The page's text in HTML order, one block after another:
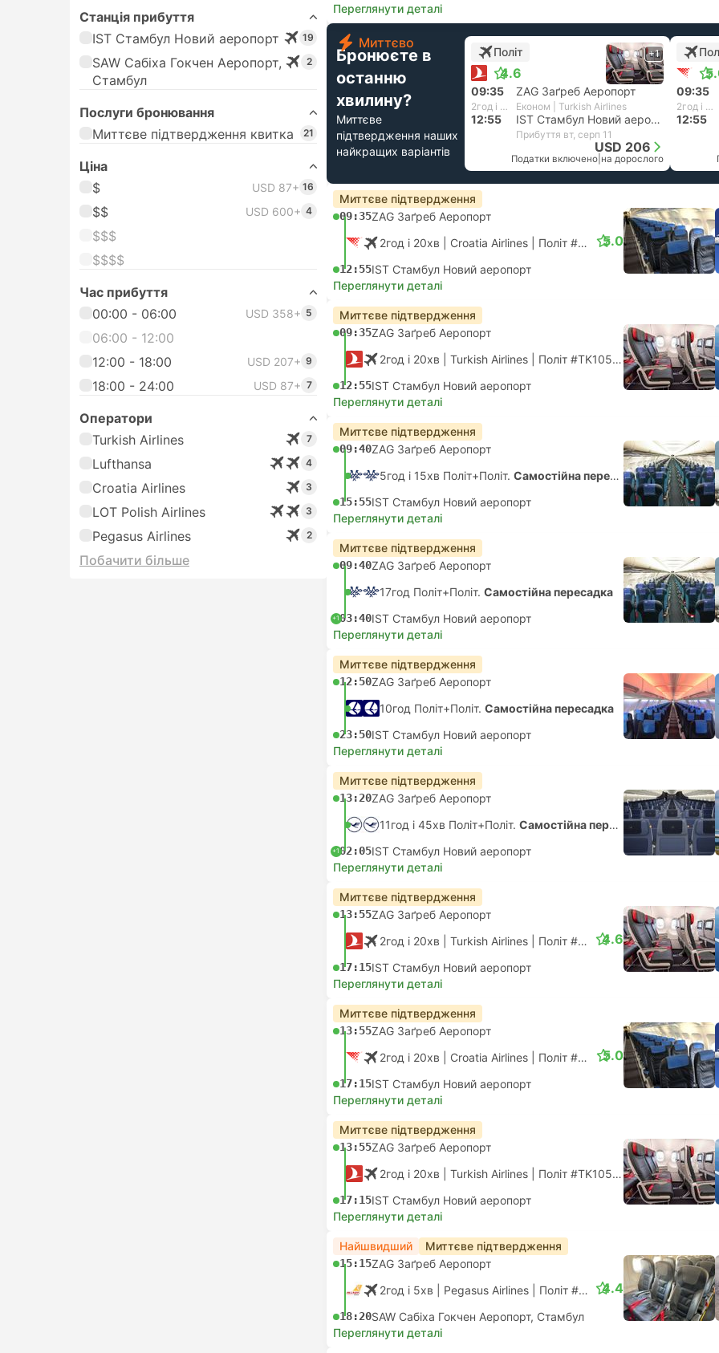
Станція прибуття
IST Стамбул Новий аеропорт
19
SAW Сабіха Гокчен Аеропорт,
Стамбул
2
Послуги бронювання
Миттєве підтвердження квитка
21
Цiна
$
USD 87+ 16
$$ USD 600+ 4
$$$
$$$$
Час прибуття
00:00 - 06:00
USD 358+ 5
06:00 - 12:00
12:00 - 18:00
USD 207+ 9
18:00 - 24:00 USD 87+ 7
Оператори
Turkish Airlines
7
Lufthansa 4
Croatia Airlines 3
LOT Polish Airlines 3
Pegasus Airlines 2
Побачити більше
Переглянути деталі
Миттєво
Бронюєте в
останню
хвилину?
Миттєве
підтвердження наших
найкращих варіантів
Політ
4.6
+1
09:35 ZAG Заґреб Аеропорт
2год і 20хв Економ | Turkish Airlines
12:55 IST Стамбул Новий аеропорт
Прибуття вт, серп 11
USD 206
Податки включено на дорослого
09:35
2год і 20хв
12:55
Миттєве підтвердження
09:35ZAG Заґреб Аеропорт
2год і 20хв | Croatia Airlines Політ #OU5350 |Економ
12:55IST Стамбул Новий аеропорт
5.0
Переглянути деталі
Миттєве підтвердження
09:35ZAG Заґреб Аеропорт
2год і 20хв | Turkish Airlines Політ #TK1054 |Економ
12:55IST Стамбул Новий аеропорт
Переглянути деталі
Миттєве підтвердження
09:40ZAG Заґреб Аеропорт
5год і 15хв Політ+Політ. Самостійна пересадка
15:55IST Стамбул Новий аеропорт
Переглянути деталі
Миттєве підтвердження
09:40ZAG Заґреб Аеропорт
17год Політ+Політ. Самостійна пересадка
+103:40IST Стамбул Новий аеропорт
Переглянути деталі
Миттєве підтвердження
12:50ZAG Заґреб Аеропорт
10год Політ+Політ. Самостійна пересадка
23:50IST Стамбул Новий аеропорт
Переглянути деталі
Миттєве підтвердження
13:20ZAG Заґреб Аеропорт
11год і 45хв Політ+Політ. Самостійна пересадка
+102:05IST Стамбул Новий аеропорт
Переглянути деталі
Миттєве підтвердження
13:55ZAG Заґреб Аеропорт
2год і 20хв | Turkish Airlines Політ #TK1058 |Економ
17:15IST Стамбул Новий аеропорт
4.6
Переглянути деталі
Миттєве підтвердження
13:55ZAG Заґреб Аеропорт
2год і 20хв | Croatia Airlines Політ #OU5358 |Економ
17:15IST Стамбул Новий аеропорт
5.0
Переглянути деталі
Миттєве підтвердження
13:55ZAG Заґреб Аеропорт
2год і 20хв | Turkish Airlines Політ #TK1058 |Економ
17:15IST Стамбул Новий аеропорт
Переглянути деталі
Найшвидший Миттєве підтвердження
15:15ZAG Заґреб Аеропорт
2год і 5хв | Pegasus Airlines Політ #PC376 |Економ
18:20SAW Сабіха Гокчен Аеропорт, Стамбул
4.4
Переглянути деталі